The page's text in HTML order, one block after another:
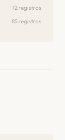
172 registros
85 registros